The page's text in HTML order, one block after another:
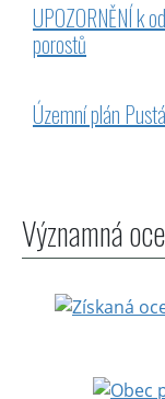
UPOZORNĚNÍ k
porostů
Územní plán
Významná